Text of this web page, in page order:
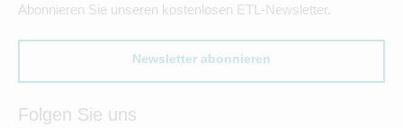
Abonnieren Sie unseren kostenlosen ETL-Newsletter.
Newsletter abonnieren
Folgen Sie uns